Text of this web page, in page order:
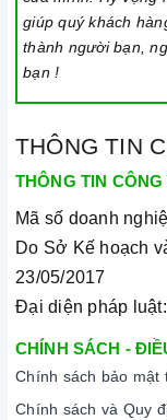
giúp quý khách
thành người bạn,
bạn !
THÔNG TIN
THÔNG TIN CÔNG
Mã số doanh
Do Sở Kế hoạch
23/05/2017
Đại diện pháp
CHÍNH SÁCH -
Chính sách bảo mật
Chính sách và Quy